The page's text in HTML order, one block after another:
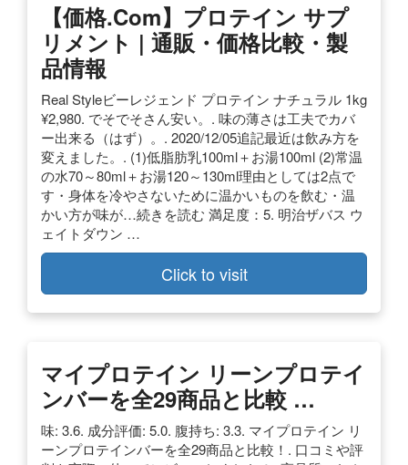
【価格.com】プロテイン サプ
リメント | 通販・価格比較・製
品情報
Real Styleビーレジェンド プロテイン ナチュラル 1kg
¥2,980. でそでそさん安い。. 味の薄さは工夫でカバ
ー出来る（はず）。. 2020/12/05追記最近は飲み方を
変えました。. (1)低脂肪乳100ml＋お湯100ml (2)常温
の水70～80ml＋お湯120～130ml理由としては2点で
す・身体を冷やさないために温かいものを飲む・温
かい方が味が…続きを読む 満足度：5. 明治ザバス ウ
ェイトダウン …
Click to visit
マイプロテイン リーンプロテイ
ンバーを全29商品と比較 …
味: 3.6. 成分評価: 5.0. 腹持ち: 3.3. マイプロテイン リ
ーンプロテインバーを全29商品と比較！. 口コミや評